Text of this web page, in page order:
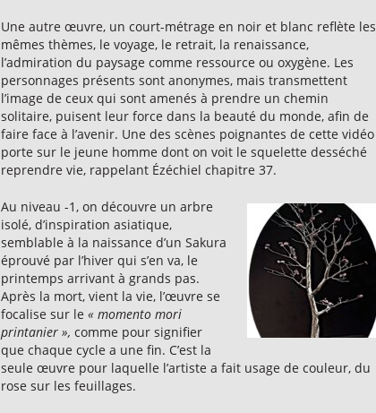
Une autre œuvre, un court-métrage en noir et blanc reflète les
mêmes thèmes, le voyage, le retrait, la renaissance,
l’admiration du paysage comme ressource ou oxygène. Les
personnages présents sont anonymes, mais transmettent
l’image de ceux qui sont amenés à prendre un chemin
solitaire, puisent leur force dans la beauté du monde, afin de
faire face à l’avenir. Une des scènes poignantes de cette vidéo
porte sur le jeune homme dont on voit le squelette desséché
reprendre vie, rappelant Ézéchiel chapitre 37.
Au niveau -1, on découvre un arbre
isolé, d’inspiration asiatique,
semblable à la naissance d’un Sakura
éprouvé par l’hiver qui s’en va, le
printemps arrivant à grands pas.
Après la mort, vient la vie, l’œuvre se
focalise sur le « momento mori
printanier », comme pour signifier
que chaque cycle a une fin. C’est la
seule œuvre pour laquelle l’artiste a fait usage de couleur, du
rose sur les feuillages.